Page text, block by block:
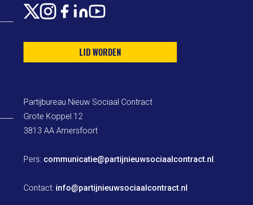
X Instagram
Facebook
LinkedIn
Youtube
LID WORDEN
Partijbureau Nieuw Sociaal Contract
Grote Koppel 12
3813 AA Amersfoort
Pers: communicatie@partijnieuwsociaalcontract.nl.
Contact: info@partijnieuwsociaalcontract.nl